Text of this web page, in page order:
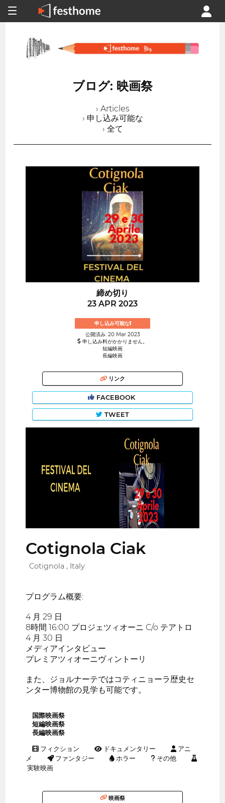
ブログ: 映画祭
› Articles
› 申し込み可能な
› 全て
締め切り
23 APR 2023
申し込み可能な!
公開済み: 20 Mar 2023
申し込み料がかかりません。
短編映画
長編映画
リンク
FACEBOOK
TWEET
Cotignola Ciak
Cotignola , Italy
プログラム概要:
4 月 29 日
8時間 16:00 プロジェツィオーニ C/o テアトロ
4 月 30 日
メディアインタビュー
プレミアツィオーニヴィントーリ
また、ジョルナーテではコティニョーラ歴史セ
ンター博物館の見学も可能です。
国際映画祭
短編映画祭
長編映画祭
フィクション ドキュメンタリー
アニ
メ
ファンタジー ホラー
その他
実験映画
映画祭